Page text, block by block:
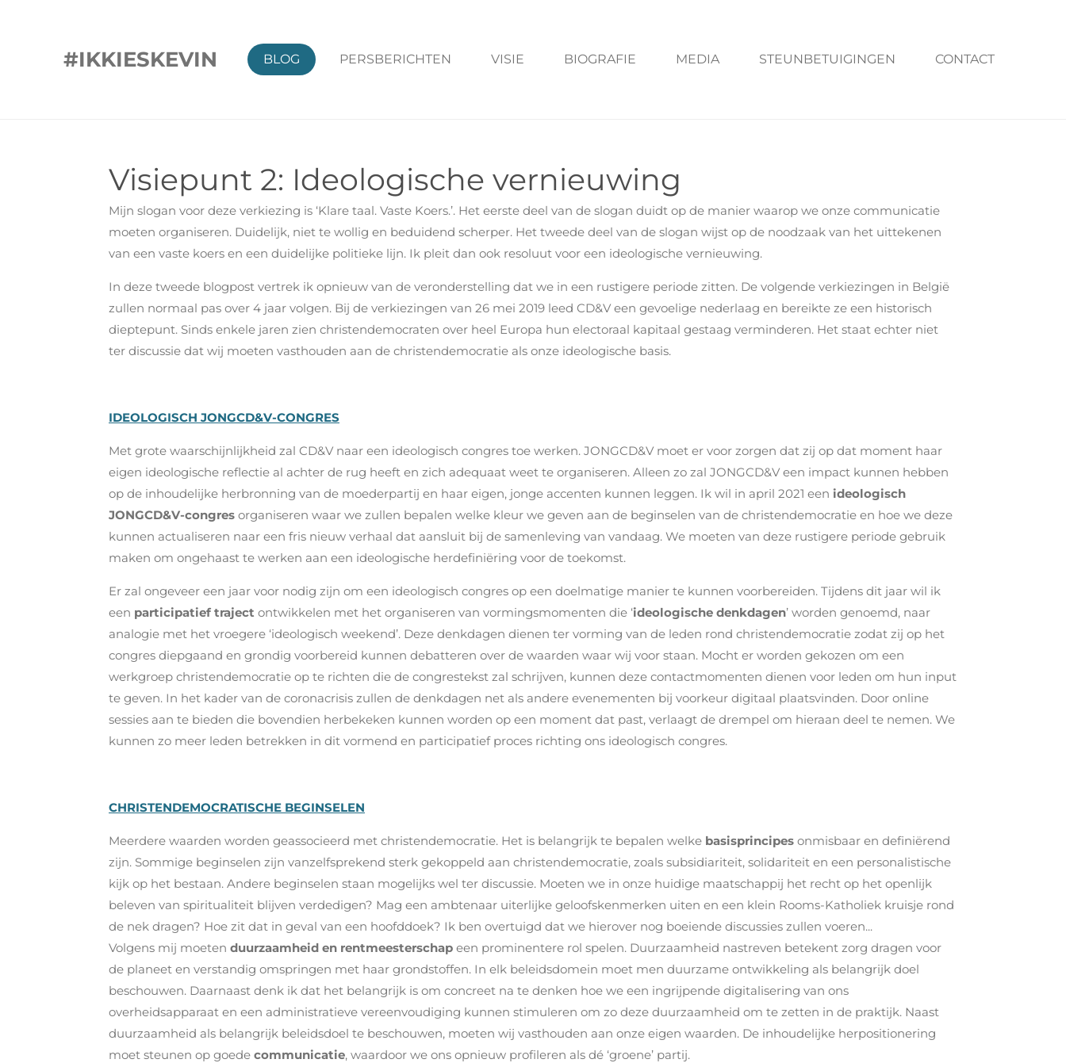
#IKKIESKEVIN BLOG PERSBERICHTEN VISIE BIOGRAFIE MEDIA STEUNBETUIGINGEN CONTACT
Visiepunt 2: Ideologische vernieuwing
Mijn slogan voor deze verkiezing is ‘Klare taal. Vaste Koers.’. Het eerste deel van de slogan duidt op de manier waarop we onze communicatie
moeten organiseren. Duidelijk, niet te wollig en beduidend scherper. Het tweede deel van de slogan wijst op de noodzaak van het uittekenen
van een vaste koers en een duidelijke politieke lijn. Ik pleit dan ook resoluut voor een ideologische vernieuwing.
In deze tweede blogpost vertrek ik opnieuw van de veronderstelling dat we in een rustigere periode zitten. De volgende verkiezingen in België
zullen normaal pas over 4 jaar volgen. Bij de verkiezingen van 26 mei 2019 leed CD&V een gevoelige nederlaag en bereikte ze een historisch
dieptepunt. Sinds enkele jaren zien christendemocraten over heel Europa hun electoraal kapitaal gestaag verminderen. Het staat echter niet
ter discussie dat wij moeten vasthouden aan de christendemocratie als onze ideologische basis.
IDEOLOGISCH JONGCD&V-CONGRES
Met grote waarschijnlijkheid zal CD&V naar een ideologisch congres toe werken. JONGCD&V moet er voor zorgen dat zij op dat moment haar
eigen ideologische reflectie al achter de rug heeft en zich adequaat weet te organiseren. Alleen zo zal JONGCD&V een impact kunnen hebben
op de inhoudelijke herbronning van de moederpartij en haar eigen, jonge accenten kunnen leggen. Ik wil in april 2021 een ideologisch
JONGCD&V-congres organiseren waar we zullen bepalen welke kleur we geven aan de beginselen van de christendemocratie en hoe we deze
kunnen actualiseren naar een fris nieuw verhaal dat aansluit bij de samenleving van vandaag. We moeten van deze rustigere periode gebruik
maken om ongehaast te werken aan een ideologische herdefiniëring voor de toekomst.
Er zal ongeveer een jaar voor nodig zijn om een ideologisch congres op een doelmatige manier te kunnen voorbereiden. Tijdens dit jaar wil ik
een participatief traject ontwikkelen met het organiseren van vormingsmomenten die ‘ideologische denkdagen’ worden genoemd, naar
analogie met het vroegere ‘ideologisch weekend’. Deze denkdagen dienen ter vorming van de leden rond christendemocratie zodat zij op het
congres diepgaand en grondig voorbereid kunnen debatteren over de waarden waar wij voor staan. Mocht er worden gekozen om een
werkgroep christendemocratie op te richten die de congrestekst zal schrijven, kunnen deze contactmomenten dienen voor leden om hun input
te geven. In het kader van de coronacrisis zullen de denkdagen net als andere evenementen bij voorkeur digitaal plaatsvinden. Door online
sessies aan te bieden die bovendien herbekeken kunnen worden op een moment dat past, verlaagt de drempel om hieraan deel te nemen. We
kunnen zo meer leden betrekken in dit vormend en participatief proces richting ons ideologisch congres.
CHRISTENDEMOCRATISCHE BEGINSELEN
Meerdere waarden worden geassocieerd met christendemocratie. Het is belangrijk te bepalen welke basisprincipes onmisbaar en definiërend
zijn. Sommige beginselen zijn vanzelfsprekend sterk gekoppeld aan christendemocratie, zoals subsidiariteit, solidariteit en een personalistische
kijk op het bestaan. Andere beginselen staan mogelijks wel ter discussie. Moeten we in onze huidige maatschappij het recht op het openlijk
beleven van spiritualiteit blijven verdedigen? Mag een ambtenaar uiterlijke geloofskenmerken uiten en een klein Rooms-Katholiek kruisje rond
de nek dragen? Hoe zit dat in geval van een hoofddoek? Ik ben overtuigd dat we hierover nog boeiende discussies zullen voeren...
Volgens mij moeten duurzaamheid en rentmeesterschap een prominentere rol spelen. Duurzaamheid nastreven betekent zorg dragen voor
de planeet en verstandig omspringen met haar grondstoffen. In elk beleidsdomein moet men duurzame ontwikkeling als belangrijk doel
beschouwen. Daarnaast denk ik dat het belangrijk is om concreet na te denken hoe we een ingrijpende digitalisering van ons
overheidsapparaat en een administratieve vereenvoudiging kunnen stimuleren om zo deze duurzaamheid om te zetten in de praktijk. Naast
duurzaamheid als belangrijk beleidsdoel te beschouwen, moeten wij vasthouden aan onze eigen waarden. De inhoudelijke herpositionering
moet steunen op goede communicatie, waardoor we ons opnieuw profileren als dé ‘groene’ partij.